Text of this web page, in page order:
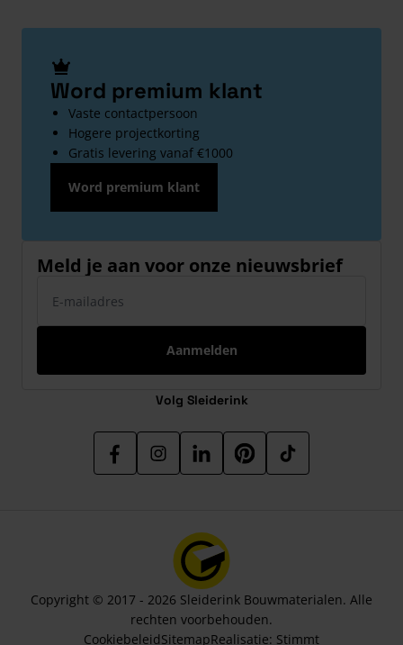
Word premium klant
Vaste contactpersoon
Hogere projectkorting
Gratis levering vanaf €1000
Word premium klant
Meld je aan voor onze nieuwsbrief
Aanmelden
Volg Sleiderink
Copyright © 2017 - 2026 Sleiderink Bouwmaterialen. Alle
rechten voorbehouden.
CookiebeleidSitemapRealisatie: Stimmt